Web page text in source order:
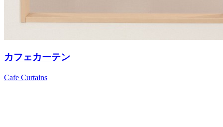
カフェカーテン
Cafe Curtains